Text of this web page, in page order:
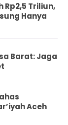
Rp2,5 Triliun,
Hanya
Barat: Jaga
Aceh